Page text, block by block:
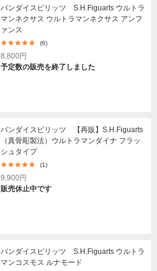
バンダイスピリッツ S.H.Figuarts ウルトラ
マンネクサス ウルトラマンネクサス アンフ
ァンス
(6)
8,800円
予定数の販売を終了しました
バンダイスピリッツ 【再販】S.H.Figuarts
（真骨彫製法）ウルトラマンダイナ フラッ
シュタイプ
(1)
9,900円
販売休止中です
バンダイスピリッツ S.H.Figuarts ウルトラ
マンコスモス ルナモード